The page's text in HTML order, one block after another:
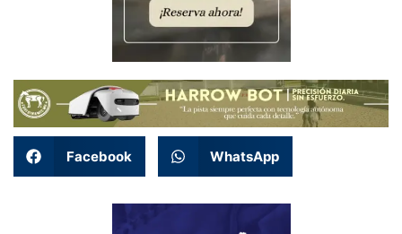
Facebook WhatsApp